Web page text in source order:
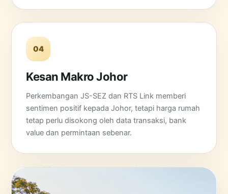
04
Kesan Makro Johor
Perkembangan JS-SEZ dan RTS Link memberi
sentimen positif kepada Johor, tetapi harga rumah
tetap perlu disokong oleh data transaksi, bank
value dan permintaan sebenar.